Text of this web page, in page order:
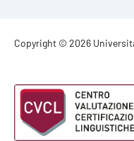
Footer -
Copyright © 2026
Footer -